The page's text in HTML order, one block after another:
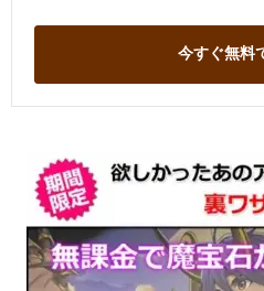
今すぐ無料